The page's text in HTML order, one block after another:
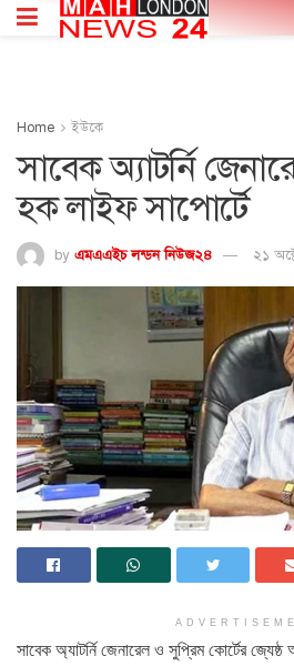
Home ইউকে
সাবেক অ্যাটর্নি
হক লাইফ সাপোর্টে
by এমএএইচ লন্ডন নিউজ২৪ ২১
সাবেক অ্যাটর্নি জেনারেল ও সুপ্রিম কোর্টের